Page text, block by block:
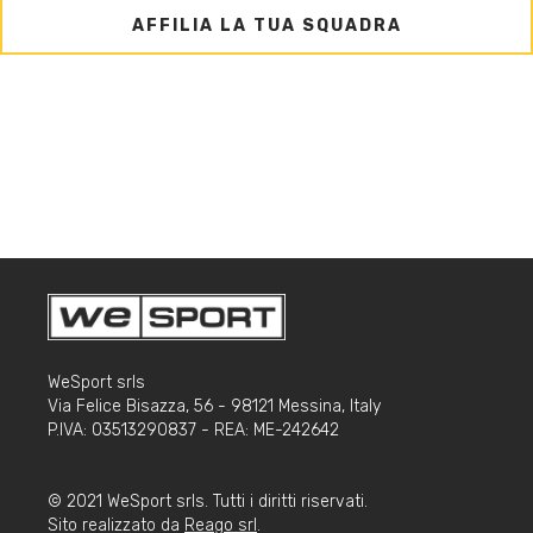
AFFILIA LA TUA SQUADRA
WeSport srls
Via Felice Bisazza, 56 - 98121 Messina, Italy
P.IVA: 03513290837 - REA: ME-242642
© 2021 WeSport srls. Tutti i diritti riservati.
Sito realizzato da Reago srl .